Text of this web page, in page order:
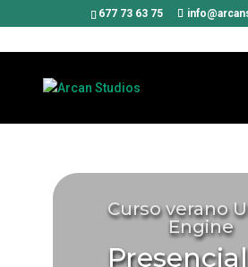
677 73 63 75
Curso verano
Engine